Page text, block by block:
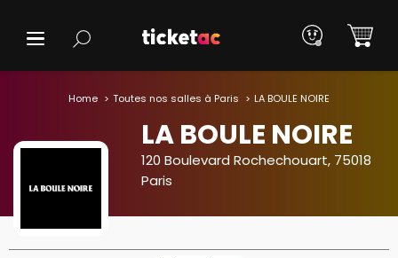
Home Toutes nos salles à Paris LA BOULE NOIRE
LA BOULE NOIRE
120 Boulevard Rochechouart, 75018
Paris